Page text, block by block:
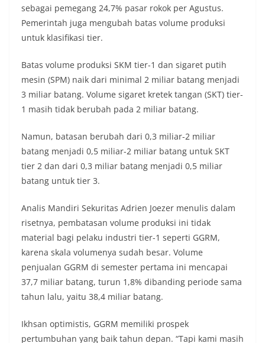
sebagai pemegang 24,7% pasar rokok per Agustus.
Pemerintah juga mengubah batas volume produksi
untuk klasifikasi tier.
Batas volume produksi SKM tier-1 dan sigaret putih
mesin (SPM) naik dari minimal 2 miliar batang menjadi
3 miliar batang. Volume sigaret kretek tangan (SKT) tier-
1 masih tidak berubah pada 2 miliar batang.
Namun, batasan berubah dari 0,3 miliar-2 miliar
batang menjadi 0,5 miliar-2 miliar batang untuk SKT
tier 2 dan dari 0,3 miliar batang menjadi 0,5 miliar
batang untuk tier 3.
Analis Mandiri Sekuritas Adrien Joezer menulis dalam
risetnya, pembatasan volume produksi ini tidak
material bagi pelaku industri tier-1 seperti GGRM,
karena skala volumenya sudah besar. Volume
penjualan GGRM di semester pertama ini mencapai
37,7 miliar batang, turun 1,8% dibanding periode sama
tahun lalu, yaitu 38,4 miliar batang.
Ikhsan optimistis, GGRM memiliki prospek
pertumbuhan yang baik tahun depan. “Tapi kami masih